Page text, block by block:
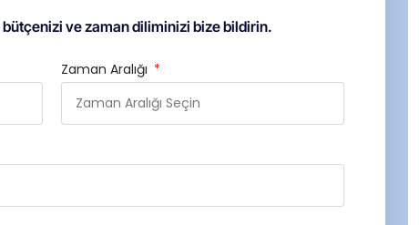
ve zaman diliminizi bize bildirin.
Zaman Aralığı